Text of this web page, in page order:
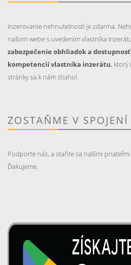
Inzerovanie nehnutelností je zdarma.
našom webe s uvedením vlastníka
zabezpečenie obhliadok a
kompetencií vlastníka inzerátu, ktorý
stránky sa k nám stiahol.
ZOSTAŇME V SPOJENÍ
Podporte nás, a staňte sa našími
Ďakujeme.